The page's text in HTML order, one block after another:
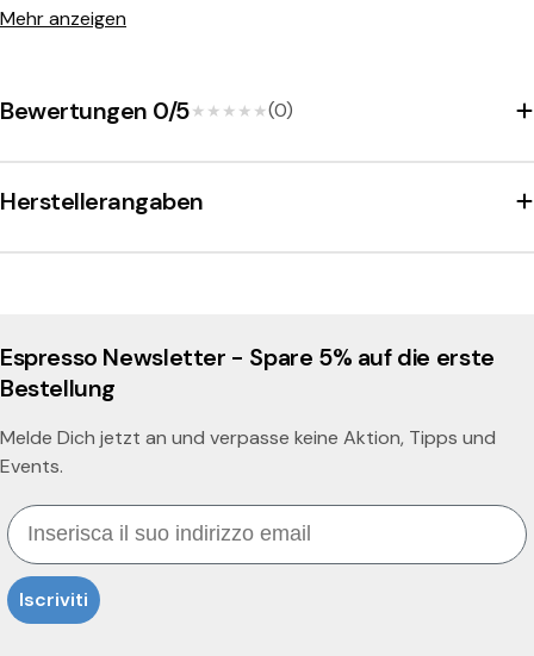
Mehr anzeigen
Bewertungen 0/5★★★★★
★★★★★(0)
Herstellerangaben
Espresso Newsletter - Spare 5% auf die erste
Bestellung
Melde Dich jetzt an und verpasse keine Aktion, Tipps und
Events.
Email
Iscriviti